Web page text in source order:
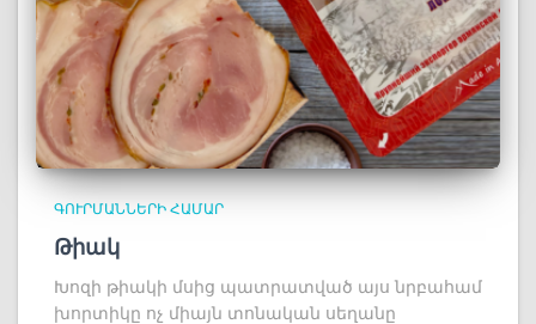
ԳՈՒՐՄԱՆՆԵՐԻ ՀԱՄԱՐ
Թիակ
Խոզի թիակի մսից պատրատված այս նրբահամ
խորտիկը ոչ միայն տոնական սեղանը